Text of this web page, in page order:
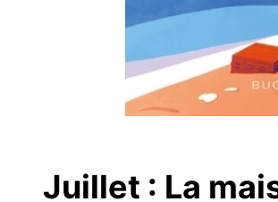
Juillet : La